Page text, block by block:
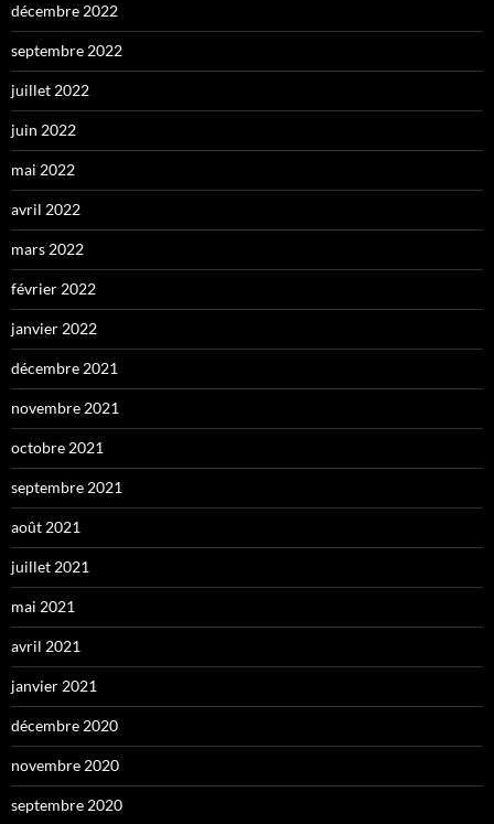
décembre 2022
septembre 2022
juillet 2022
juin 2022
mai 2022
avril 2022
mars 2022
février 2022
janvier 2022
décembre 2021
novembre 2021
octobre 2021
septembre 2021
août 2021
juillet 2021
mai 2021
avril 2021
janvier 2021
décembre 2020
novembre 2020
septembre 2020